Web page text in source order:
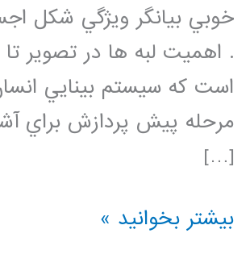
خوبي بیانگر ويژگي شکل
. اهمیت لبه ها در تصوير تا
است که سیستم بینايي
مرحله پیش پردازش براي
[…]
کد
بیشتر بخوانید »